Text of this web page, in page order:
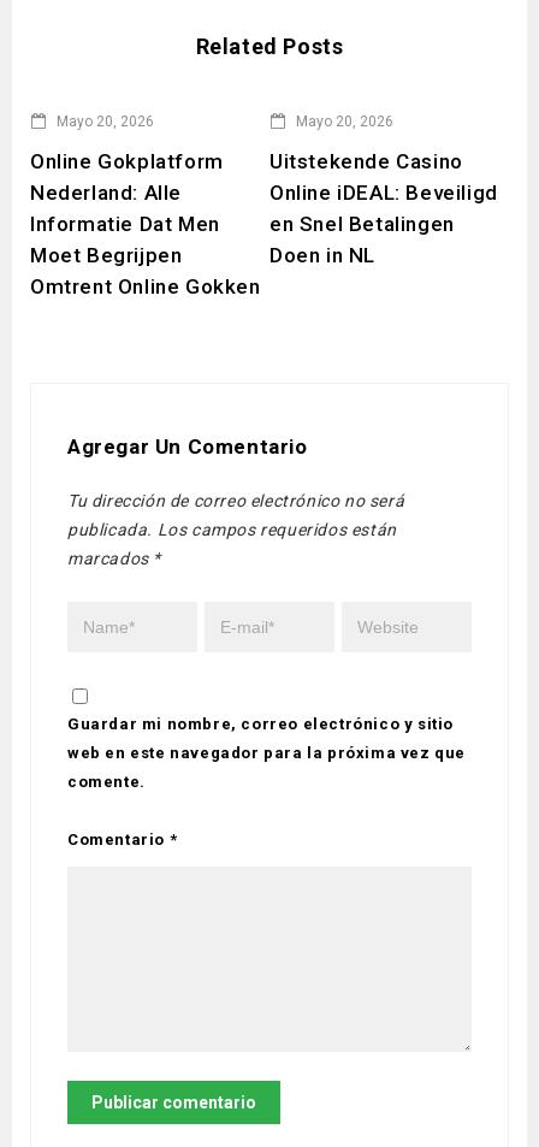
Related Posts
Mayo 20, 2026
Online Gokplatform
Nederland: Alle
Informatie Dat Men
Moet Begrijpen
Omtrent Online Gokken
Mayo 20, 2026
Uitstekende Casino
Online iDEAL: Beveiligd
en Snel Betalingen
Doen in NL
Agregar Un Comentario
Tu dirección de correo electrónico no será
publicada. Los campos requeridos están
marcados *
Guardar mi nombre, correo electrónico y sitio
web en este navegador para la próxima vez que
comente.
Comentario *